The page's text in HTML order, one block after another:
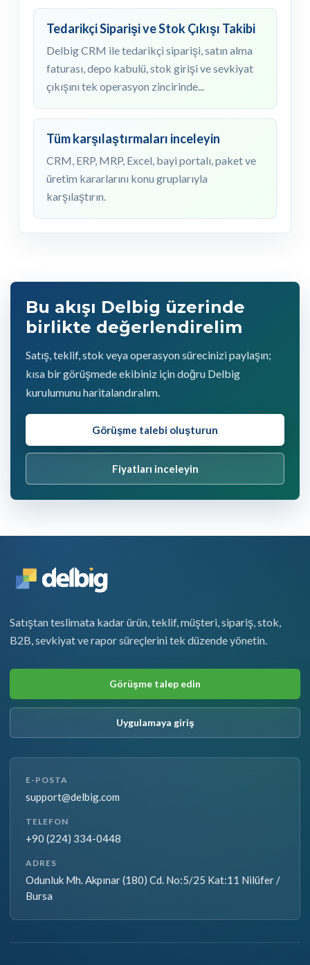
Tedarikçi Siparişi ve Stok Çıkışı Takibi
Delbig CRM ile tedarikçi siparişi, satın alma
faturası, depo kabulü, stok girişi ve sevkiyat
çıkışını tek operasyon zincirinde...
Tüm karşılaştırmaları inceleyin
CRM, ERP, MRP, Excel, bayi portalı, paket ve
üretim kararlarını konu gruplarıyla
karşılaştırın.
Bu akışı Delbig üzerinde
birlikte değerlendirelim
Satış, teklif, stok veya operasyon sürecinizi paylaşın;
kısa bir görüşmede ekibiniz için doğru Delbig
kurulumunu haritalandıralım.
Görüşme talebi oluşturun
Fiyatları inceleyin
Satıştan teslimata kadar ürün, teklif, müşteri, sipariş, stok,
B2B, sevkiyat ve rapor süreçlerini tek düzende yönetin.
Görüşme talep edin
Uygulamaya giriş
E-POSTA
support@delbig.com
TELEFON
+90 (224) 334-0448
ADRES
Odunluk Mh. Akpınar (180) Cd. No:5/25 Kat:11 Nilüfer /
Bursa